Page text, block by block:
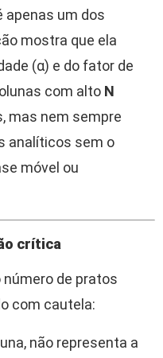
apenas um dos
mostra que ela
(α) e do fator de
com alto N
mas nem sempre
analíticos sem o
móvel ou
crítica
de pratos
com cautela:
não representa a